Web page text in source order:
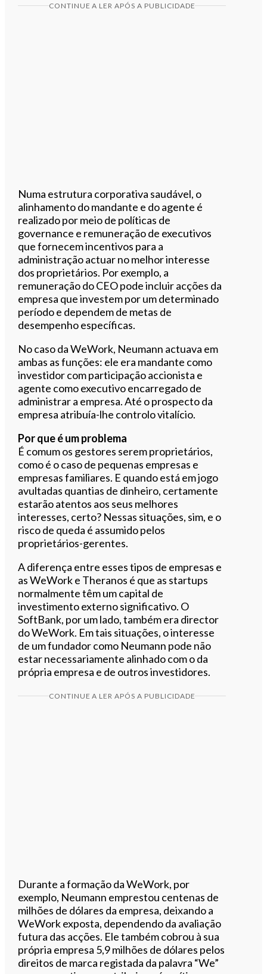
CONTINUE A LER APÓS A PUBLICIDADE
Numa estrutura corporativa saudável, o
alinhamento do mandante e do agente é
realizado por meio de políticas de
governance e remuneração de executivos
que fornecem incentivos para a
administração actuar no melhor interesse
dos proprietários. Por exemplo, a
remuneração do CEO pode incluir acções da
empresa que investem por um determinado
período e dependem de metas de
desempenho específicas.
No caso da WeWork, Neumann actuava em
ambas as funções: ele era mandante como
investidor com participação accionista e
agente como executivo encarregado de
administrar a empresa. Até o prospecto da
empresa atribuía-lhe controlo vitalício.
Por que é um problema
É comum os gestores serem proprietários,
como é o caso de pequenas empresas e
empresas familiares. E quando está em jogo
avultadas quantias de dinheiro, certamente
estarão atentos aos seus melhores
interesses, certo? Nessas situações, sim, e o
risco de queda é assumido pelos
proprietários-gerentes.
A diferença entre esses tipos de empresas e
as WeWork e Theranos é que as startups
normalmente têm um capital de
investimento externo significativo. O
SoftBank, por um lado, também era director
do WeWork. Em tais situações, o interesse
de um fundador como Neumann pode não
estar necessariamente alinhado com o da
própria empresa e de outros investidores.
CONTINUE A LER APÓS A PUBLICIDADE
Durante a formação da WeWork, por
exemplo, Neumann emprestou centenas de
milhões de dólares da empresa, deixando a
WeWork exposta, dependendo da avaliação
futura das acções. Ele também cobrou à sua
própria empresa 5,9 milhões de dólares pelos
direitos de marca registada da palavra “We”